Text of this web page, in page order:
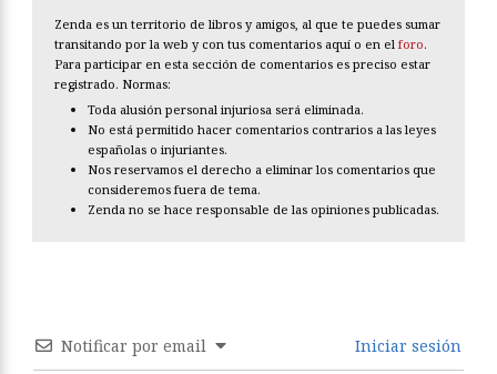
Zenda es un territorio de libros y amigos, al que te puedes sumar
transitando por la web y con tus comentarios aquí o en el foro.
Para participar en esta sección de comentarios es preciso estar
registrado. Normas:
Toda alusión personal injuriosa será eliminada.
No está permitido hacer comentarios contrarios a las leyes
españolas o injuriantes.
Nos reservamos el derecho a eliminar los comentarios que
consideremos fuera de tema.
Zenda no se hace responsable de las opiniones publicadas.
Notificar por email Iniciar sesión